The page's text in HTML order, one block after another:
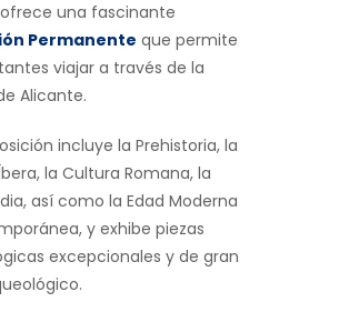
ofrece una fascinante
Permanente que permite
viajar a través de la
Alicante.
incluye la Prehistoria, la
la Cultura Romana, la
así como la Edad Moderna
y exhibe piezas
excepcionales y de gran